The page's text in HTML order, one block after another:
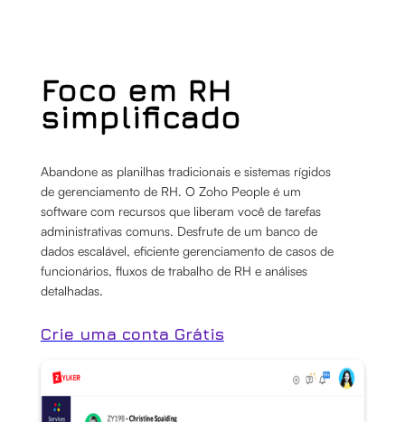
Foco em RH
simplificado
Abandone as planilhas tradicionais e sistemas rígidos
de gerenciamento de RH. O Zoho People é um
software com recursos que liberam você de tarefas
administrativas comuns. Desfrute de um banco de
dados escalável, eficiente gerenciamento de casos de
funcionários, fluxos de trabalho de RH e análises
detalhadas.
Crie uma conta Grátis